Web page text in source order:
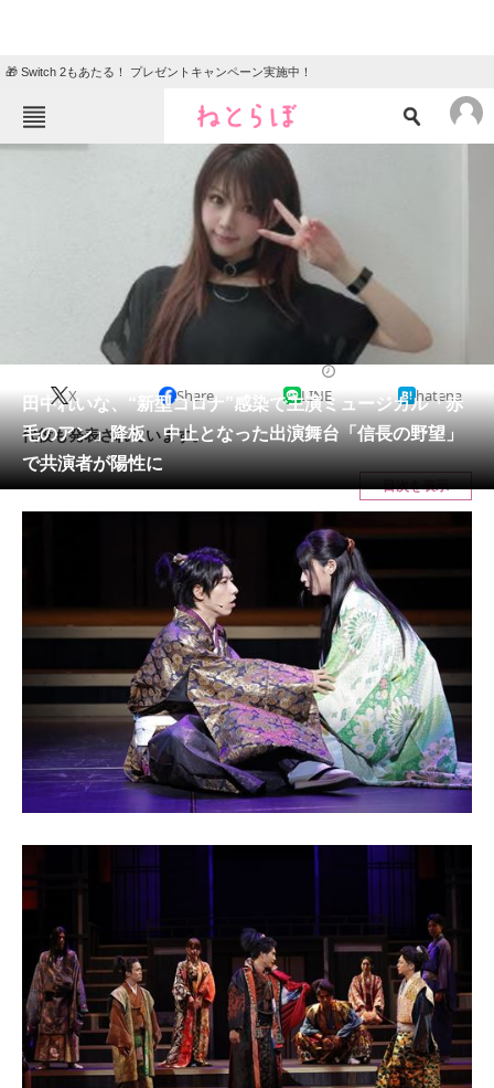
🎁 Switch 2もあたる！ プレゼントキャンペーン実施中！
ねとらぼメニュー
ニュース
クイズ
地域
教育・育児
会員記事
メディア
注目記事を集めた総合ページ
スマホと通信の最新トレンド
進化するPCとデバイスの未来
好きが集まる 比べて選べる
ビジネスと働き方のヒント
AI活用のいまが分かる
経営リーダーのコミュニティ
マーケ×ITの今がよく分かる
ITエンジニア向け専門サイト
企業向けIT製品の総合サイト
IT製品の技術・比較・事例
田中れいな、“新型コロナ”感染で主演ミュージカル「赤
毛のアン」降板 中止となった出演舞台「信長の野望」
で共演者が陽性に
X Share LINE hatena
代役も発表されています。
目次を表示